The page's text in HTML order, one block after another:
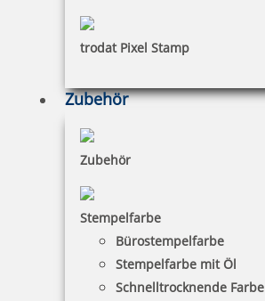
trodat Pixel Stamp
Zubehör
Zubehör
Stempelfarbe
Bürostempelfarbe
Stempelfarbe mit Öl
Schnelltrocknende Farbe